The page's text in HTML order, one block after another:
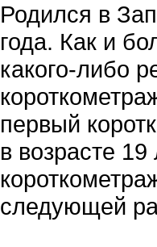
Родился в
года. Как и
какого-либо
первый
в возрасте
следующей